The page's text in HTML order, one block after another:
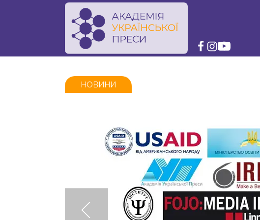
НОВИНИ